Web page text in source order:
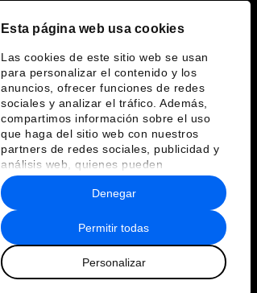
Esta página web usa cookies
Las cookies de este sitio web se usan
para personalizar el contenido y los
anuncios, ofrecer funciones de redes
sociales y analizar el tráfico. Además,
compartimos información sobre el uso
que haga del sitio web con nuestros
partners de redes sociales, publicidad y
análisis web, quienes pueden
combinarla con otra información que les
haya proporcionado o que hayan
recopilado a partir del uso que haya
hecho de sus servicios.
Permitir todas
Personalizar
Denegar